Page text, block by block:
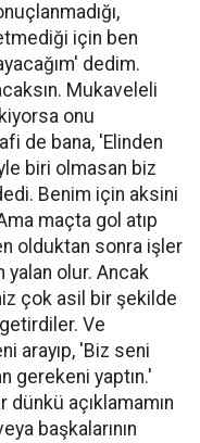
için ben
dedim.
Mukaveleli
onu
de bana, 'Elinden
biri olmasan biz
Benim için aksini
maçta gol atıp
olduktan sonra işler
olur. Ancak
çok asil bir şekilde
Ve
arayıp, 'Biz seni
gerekeni yaptın.'
açıklamamın
başkalarının